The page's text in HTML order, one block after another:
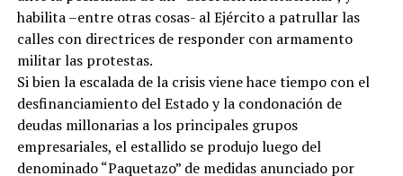
habilita –entre otras cosas- al Ejército a patrullar las
calles con directrices de responder con armamento
militar las protestas.
Si bien la escalada de la crisis viene hace tiempo con el
desfinanciamiento del Estado y la condonación de
deudas millonarias a los principales grupos
empresariales, el estallido se produjo luego del
denominado “Paquetazo” de medidas anunciado por